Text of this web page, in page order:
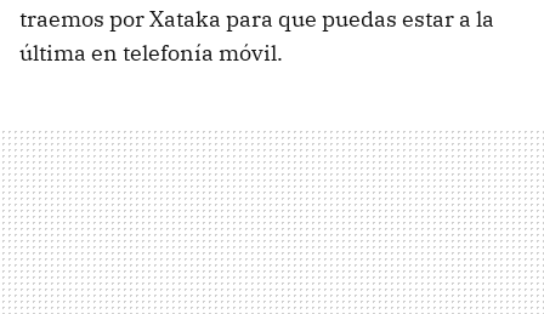
traemos por Xataka para que puedas estar a la
última en telefonía móvil.